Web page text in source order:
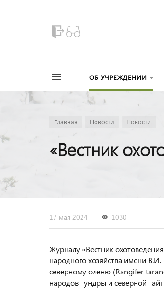
ОБ УЧРЕЖДЕНИИ
Главная Новости Новости
«Вестник
17 мая 2024 1030
Журналу «Вестник
народного хозяйства имени
северному оленю (Rangifer
народов тундры и северной